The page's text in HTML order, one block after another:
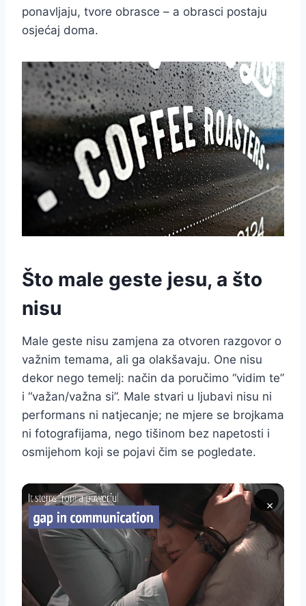
ponavljaju, tvore obrasce – a obrasci postaju
osjećaj doma.
Što male geste jesu, a što
nisu
Male geste nisu zamjena za otvoren razgovor o
važnim temama, ali ga olakšavaju. One nisu
dekor nego temelj: način da poručimo “vidim te”
i “važan/važna si”. Male stvari u ljubavi nisu ni
performans ni natjecanje; ne mjere se brojkama
ni fotografijama, nego tišinom bez napetosti i
osmijehom koji se pojavi čim se pogledate.
×